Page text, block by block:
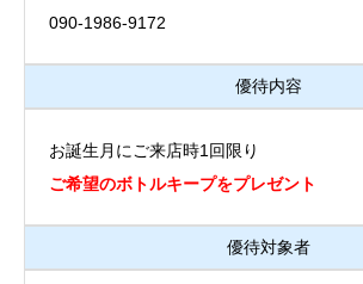
090-1986-9172
優待内容
お誕生月にご来店時1回限り
ご希望のボトルキープをプレゼント
優待対象者